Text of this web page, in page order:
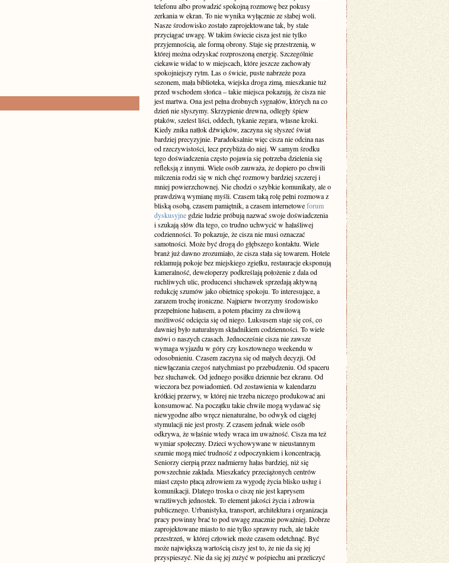
telefonu albo prowadzić spokojną rozmowę bez pokusy
zerkania w ekran. To nie wynika wyłącznie ze słabej woli.
Nasze środowisko zostało zaprojektowane tak, by stale
przyciągać uwagę. W takim świecie cisza jest nie tylko
przyjemnością, ale formą obrony. Staje się przestrzenią, w
której można odzyskać rozproszoną energię. Szczególnie
ciekawie widać to w miejscach, które jeszcze zachowały
spokojniejszy rytm. Las o świcie, puste nabrzeże poza
sezonem, mała biblioteka, wiejska droga zimą, mieszkanie tuż
przed wschodem słońca – takie miejsca pokazują, że cisza nie
jest martwa. Ona jest pełna drobnych sygnałów, których na co
dzień nie słyszymy. Skrzypienie drewna, odległy śpiew
ptaków, szelest liści, oddech, tykanie zegara, własne kroki.
Kiedy znika natłok dźwięków, zaczyna się słyszeć świat
bardziej precyzyjnie. Paradoksalnie więc cisza nie odcina nas
od rzeczywistości, lecz przybliża do niej. W samym środku
tego doświadczenia często pojawia się potrzeba dzielenia się
refleksją z innymi. Wiele osób zauważa, że dopiero po chwili
milczenia rodzi się w nich chęć rozmowy bardziej szczerej i
mniej powierzchownej. Nie chodzi o szybkie komunikaty, ale o
prawdziwą wymianę myśli. Czasem taką rolę pełni rozmowa z
bliską osobą, czasem pamiętnik, a czasem internetoweforum
dyskusyjne gdzie ludzie próbują nazwać swoje doświadczenia
i szukają słów dla tego, co trudno uchwycić w hałaśliwej
codzienności. To pokazuje, że cisza nie musi oznaczać
samotności. Może być drogą do głębszego kontaktu. Wiele
branż już dawno zrozumiało, że cisza stała się towarem. Hotele
reklamują pokoje bez miejskiego zgiełku, restauracje eksponują
kameralność, deweloperzy podkreślają położenie z dala od
ruchliwych ulic, producenci słuchawek sprzedają aktywną
redukcję szumów jako obietnicę spokoju. To interesujące, a
zarazem trochę ironiczne. Najpierw tworzymy środowisko
przepełnione hałasem, a potem płacimy za chwilową
możliwość odcięcia się od niego. Luksusem staje się coś, co
dawniej było naturalnym składnikiem codzienności. To wiele
mówi o naszych czasach. Jednocześnie cisza nie zawsze
wymaga wyjazdu w góry czy kosztownego weekendu w
odosobnieniu. Czasem zaczyna się od małych decyzji. Od
niewłączania czegoś natychmiast po przebudzeniu. Od spaceru
bez słuchawek. Od jednego posiłku dziennie bez ekranu. Od
wieczora bez powiadomień. Od zostawienia w kalendarzu
krótkiej przerwy, w której nie trzeba niczego produkować ani
konsumować. Na początku takie chwile mogą wydawać się
niewygodne albo wręcz nienaturalne, bo odwyk od ciągłej
stymulacji nie jest prosty. Z czasem jednak wiele osób
odkrywa, że właśnie wtedy wraca im uważność. Cisza ma też
wymiar społeczny. Dzieci wychowywane w nieustannym
szumie mogą mieć trudność z odpoczynkiem i koncentracją.
Seniorzy cierpią przez nadmierny hałas bardziej, niż się
powszechnie zakłada. Mieszkańcy przeciążonych centrów
miast często płacą zdrowiem za wygodę życia blisko usług i
komunikacji. Dlatego troska o ciszę nie jest kaprysem
wrażliwych jednostek. To element jakości życia i zdrowia
publicznego. Urbanistyka, transport, architektura i organizacja
pracy powinny brać to pod uwagę znacznie poważniej. Dobrze
zaprojektowane miasto to nie tylko sprawny ruch, ale także
przestrzeń, w której człowiek może czasem odetchnąć. Być
może największą wartością ciszy jest to, że nie da się jej
przyspieszyć. Nie da się jej zużyć w pośpiechu ani przeliczyć